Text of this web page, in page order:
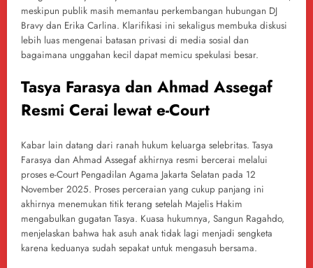
meskipun publik masih memantau perkembangan hubungan DJ
Bravy dan Erika Carlina. Klarifikasi ini sekaligus membuka diskusi
lebih luas mengenai batasan privasi di media sosial dan
bagaimana unggahan kecil dapat memicu spekulasi besar.
Tasya Farasya dan Ahmad Assegaf
Resmi Cerai lewat e-Court
Kabar lain datang dari ranah hukum keluarga selebritas. Tasya
Farasya dan Ahmad Assegaf akhirnya resmi bercerai melalui
proses e-Court Pengadilan Agama Jakarta Selatan pada 12
November 2025. Proses perceraian yang cukup panjang ini
akhirnya menemukan titik terang setelah Majelis Hakim
mengabulkan gugatan Tasya. Kuasa hukumnya, Sangun Ragahdo,
menjelaskan bahwa hak asuh anak tidak lagi menjadi sengketa
karena keduanya sudah sepakat untuk mengasuh bersama.